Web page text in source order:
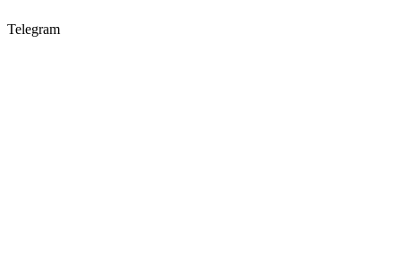
Telegram